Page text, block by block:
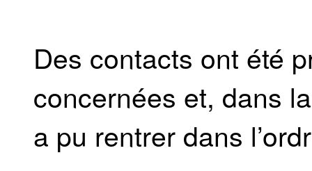
Des contacts ont été
concernées et, dans
a pu rentrer dans